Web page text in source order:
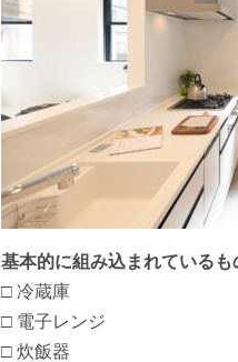
基本的に組み込まれているも
□ 冷蔵庫
□ 電子レンジ
□ 炊飯器